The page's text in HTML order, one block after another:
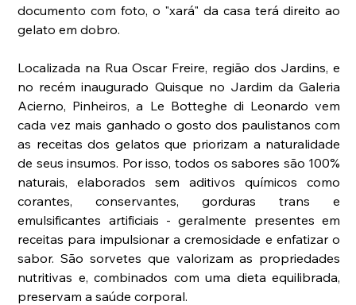
documento com foto, o "xará" da casa terá direito ao
gelato em dobro.
Localizada na Rua Oscar Freire, região dos Jardins, e
no recém inaugurado Quisque no Jardim da Galeria
Acierno, Pinheiros, a Le Botteghe di Leonardo vem
cada vez mais ganhado o gosto dos paulistanos com
as receitas dos gelatos que priorizam a naturalidade
de seus insumos. Por isso, todos os sabores são 100%
naturais, elaborados sem aditivos químicos como
corantes, conservantes, gorduras trans e
emulsificantes artificiais - geralmente presentes em
receitas para impulsionar a cremosidade e enfatizar o
sabor. São sorvetes que valorizam as propriedades
nutritivas e, combinados com uma dieta equilibrada,
preservam a saúde corporal.